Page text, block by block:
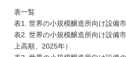
表一覧
表1. 世界の小規模醸造所向け設備
表2. 世界の小規模醸造所向け設備
上高順、2025年）